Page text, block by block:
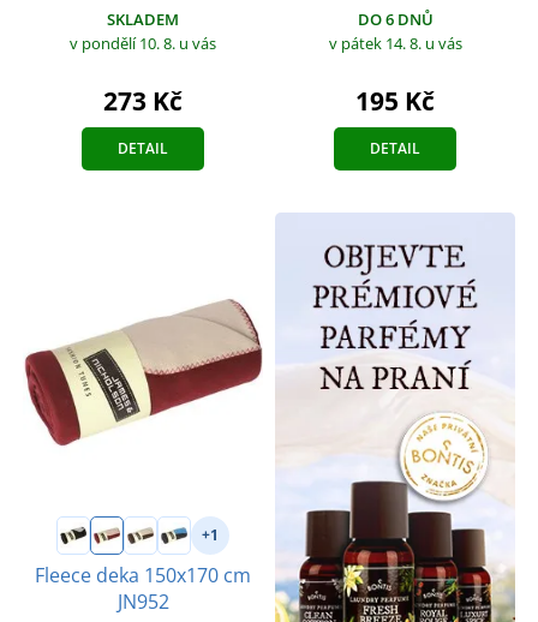
SKLADEM
v pondělí 10. 8. u vás
273 Kč
DETAIL
DO 6 DNŮ
v pátek 14. 8. u vás
195 Kč
DETAIL
+1
Fleece deka 150x170 cm
JN952